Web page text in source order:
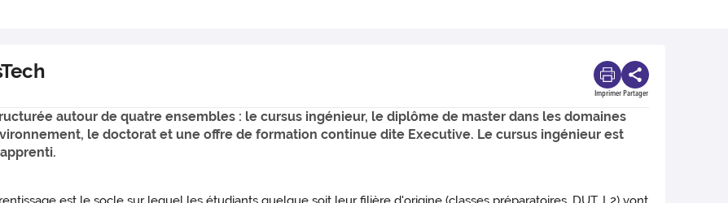
Imprimer Partager
autour de quatre ensembles : le cursus ingénieur, le diplôme de master dans les domaines
le doctorat et une offre de formation continue dite Executive. Le cursus ingénieur est